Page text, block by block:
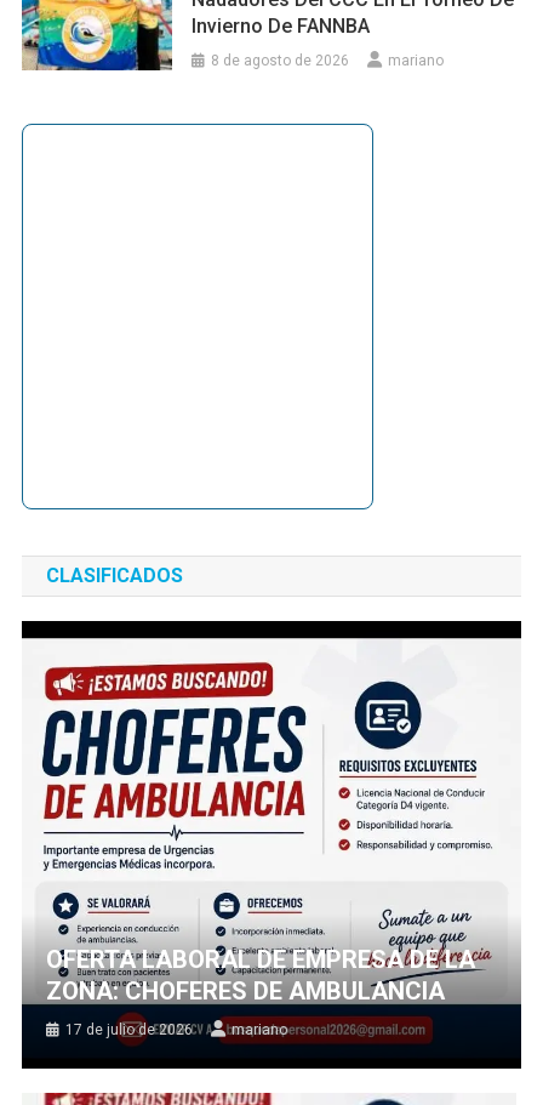
Invierno De FANNBA
8 de agosto de 2026 mariano
CLASIFICADOS
OFERTA LABORAL DE EMPRESA DE LA
ZONA: CHOFERES DE AMBULANCIA
17 de julio de 2026 mariano